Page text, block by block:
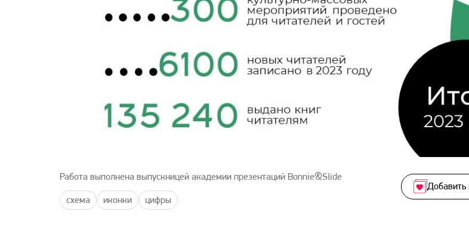
Работа выполнена выпускницей академии презентаций Bonnie&Slide
схема иконки цифры
Добавить